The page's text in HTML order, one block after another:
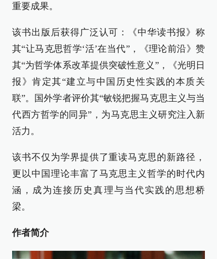
重要成果。
该书出版后获得广泛认可：《中华读书报》称
其“让马克思哲学‘活’在当代”，《理论前沿》赞
其“为哲学体系改革提供突破性意义”，《光明日
报》肯定其“建立与中国历史性实践的本质关
联”。国外学者评价其“敏锐把握马克思主义与当
代西方哲学的同异”，为马克思主义研究注入新
活力。
该书不仅为学界提供了重读马克思的新路径，
更以中国理论丰富了马克思主义哲学的时代内
涵，成为连接历史真理与当代实践的思想桥
梁。
作者简介